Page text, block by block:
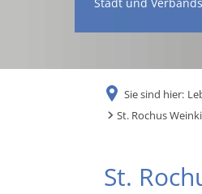
Sie sind hier:
St. Rochus
St.